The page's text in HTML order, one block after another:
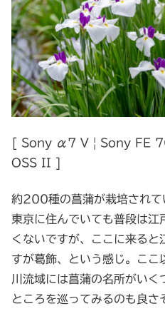
[ Sony α7 V | Sony FE
OSS II ]
約200種の菖蒲が栽培されて
東京に住んでいても普段は江
くないですが、ここに来ると
すが葛飾、という感じ。ここ
川流域には菖蒲の名所がいく
ところを巡ってみるのも良さ